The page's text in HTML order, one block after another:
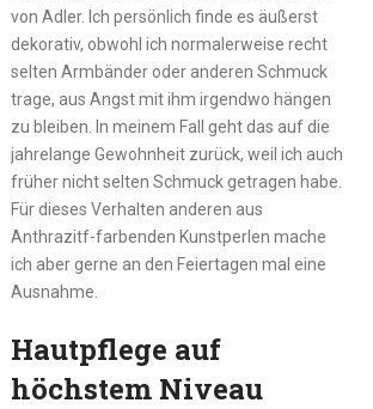
von Adler. Ich persönlich finde es äußerst
dekorativ, obwohl ich normalerweise recht
selten Armbänder oder anderen Schmuck
trage, aus Angst mit ihm irgendwo hängen
zu bleiben. In meinem Fall geht das auf die
jahrelange Gewohnheit zurück, weil ich auch
früher nicht selten Schmuck getragen habe.
Für dieses Verhalten anderen aus
Anthrazitf-farbenden Kunstperlen mache
ich aber gerne an den Feiertagen mal eine
Ausnahme.
Hautpflege auf
höchstem Niveau